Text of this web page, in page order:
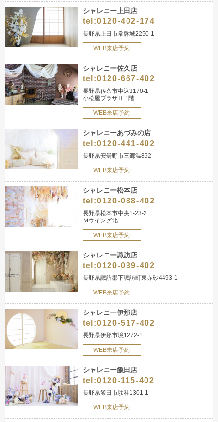
シャレニー上田店
tel:0120-402-174
長野県上田市常磐城2250-1
WEB来店予約
シャレニー佐久店
tel:0120-667-402
長野県佐久市中込3170-1
小松屋プラザⅡ 1階
WEB来店予約
シャレニーあづみの店
tel:0120-441-402
長野県安曇野市三郷温892
WEB来店予約
シャレニー松本店
tel:0120-088-402
長野県松本市中央1-23-2
Ｍウイング北
WEB来店予約
シャレニー諏訪店
tel:0120-039-402
長野県諏訪郡下諏訪町東赤砂4493-1
WEB来店予約
シャレニー伊那店
tel:0120-517-402
長野県伊那市境1272-1
WEB来店予約
シャレニー飯田店
tel:0120-115-402
長野県飯田市駄科1301-1
WEB来店予約